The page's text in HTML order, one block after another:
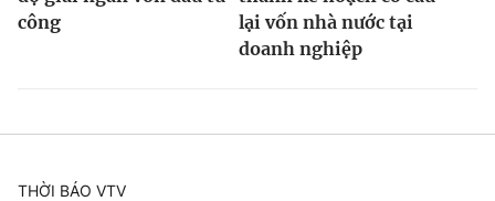
công
lại vốn nhà nước tại
doanh nghiệp
THỜI BÁO VTV